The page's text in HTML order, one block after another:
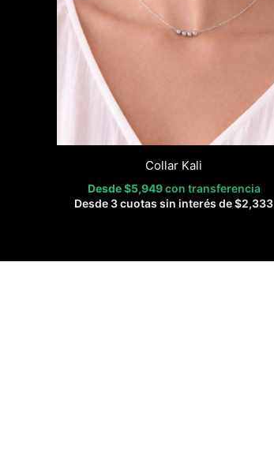
Collar Kali
Desde$5,949con transferencia
Desde 3 cuotas sin interés de$2,333